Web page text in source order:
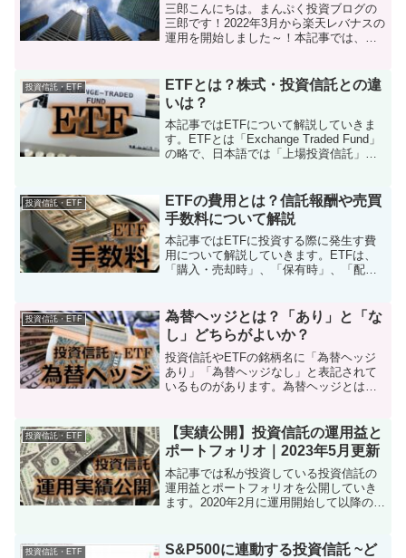
三郎こんにちは。まんぷく投資ブログの
三郎です！2022年3月から楽天レバナスの
運用を開始しました～！本記事では、楽
年11月に全て利確しました。2年8か月で
運用利益率...
投資信託・ETF
ETFとは？株式・投資信託との違
いは？
本記事ではETFについて解説していきま
す。ETFとは「Exchange Traded Fund」
の略で、日本語では「上場投資信託」と
投資信託・ETF
ETFの費用とは？信託報酬や売買
手数料について解説
本記事ではETFに投資する際に発生す費
用について解説していきます。ETFは、
「購入・売却時」、「保有時」、「配
投資信託・ETF
為替ヘッジとは？「あり」と「な
し」どちらがよいか？
投資信託やETFの銘柄名に「為替ヘッジ
あり」「為替ヘッジなし」と表記されて
いるものがあります。為替ヘッジとは何
投資信託・ETF
【実績公開】投資信託の運用益と
ポートフォリオ｜2023年5月更新
本記事では私が投資している投資信託の
運用益とポートフォリオを公開していき
ます。2020年2月に運用開始して以降のリ
投資信託・ETF
S&P500に連動する投資信託 ~ど